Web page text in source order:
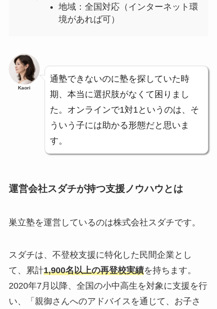
地域：全国対応（インターネット環
境があれば可）
Kaori
通塾できないのに塾を探していた時
期、本当に選択肢がなくて困りまし
た。オンラインで1対1というのは、そ
ういう子には助かる形態だと思いま
す。
運営会社スダチが持つ支援ノウハウとは
巣立塾を運営しているのは株式会社スダチです。
スダチは、不登校支援に特化した民間企業とし
て、累計1,900名以上の再登校実績を持ちます。
2020年7月以降、全国の小中高生を対象に支援を行
い、「親御さんへのアドバイスを通じて、お子さ